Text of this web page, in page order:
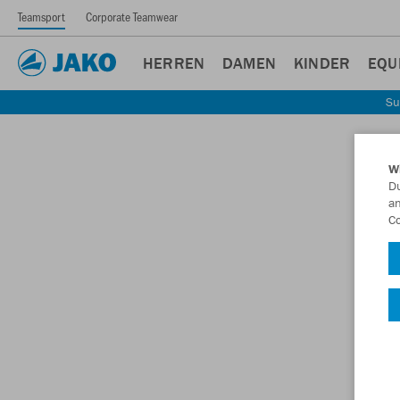
Teamsport Corporate Teamwear
HERREN DAMEN KINDER